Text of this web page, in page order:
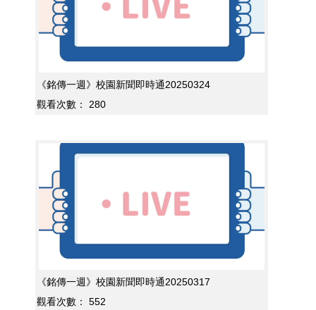
《銘傳一週》校園新聞即時通20250324
觀看次數：
280
《銘傳一週》校園新聞即時通20250317
觀看次數：
552